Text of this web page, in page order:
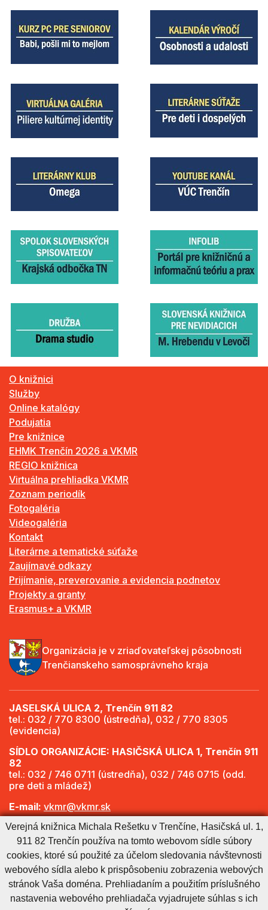
O knižnici
Služby
Online katalógy
Podujatia
Pre knižnice
EHMK Trenčín 2026 a VKMR
REGIO knižnica
Virtuálna prehliadka VKMR
Zoznam periodík
Fotogaléria
Videogaléria
Kontakt
Literárne a tematické súťaže
Zaujímavé odkazy
Prijímanie, preverovanie a evidencia podnetov
Projekty a granty
Erasmus+ a VKMR
Organizácia je v zriaďovateľskej pôsobnosti
Trenčianskeho samosprávneho kraja
JASELSKÁ ULICA 2, Trenčín 911 82
tel.: 032 / 770 8300 (ústredňa), 032 / 770 8305
(evidencia)
SÍDLO ORGANIZÁCIE: HASIČSKÁ ULICA 1, Trenčín 911
82
tel.: 032 / 746 0711 (ústredňa), 032 / 746 0715 (odd.
pre deti a mládež)
E-mail: vkmr@vkmr.sk
Web: http://www.vkmr.sk
Viac informácií - Otváracie hodiny
Cookies nastavenieCookies - viac informáciíVyhlásenie o prístupnosti
Technický prevádzkovateľ
Správca obsahu
Verejná knižnica Michala Rešetku v Trenčíne, Hasičská ul. 1,
911 82 Trenčín používa na tomto webovom sídle súbory
cookies, ktoré sú použité za účelom sledovania návštevnosti
webového sídla alebo k prispôsobeniu zobrazenia webových
stránok Vaša doména. Prehliadaním a použitím príslušného
nastavenia webového prehliadača vyjadrujete súhlas s ich